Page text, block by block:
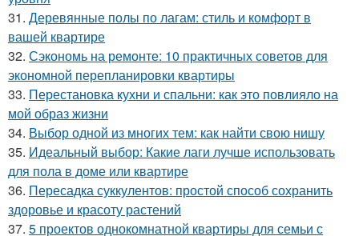
31. Деревянные полы по лагам: стиль и комфорт в
вашей квартире
32. Сэкономь на ремонте: 10 практичных советов для
экономной перепланировки квартиры
33. Перестановка кухни и спальни: как это повлияло на
мой образ жизни
34. Выбор одной из многих тем: как найти свою нишу
35. Идеальный выбор: Какие лаги лучше использовать
для пола в доме или квартире
36. Пересадка суккулентов: простой способ сохранить
здоровье и красоту растений
37. 5 проектов однокомнатной квартиры для семьи с